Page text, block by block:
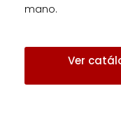
mano.
Ver